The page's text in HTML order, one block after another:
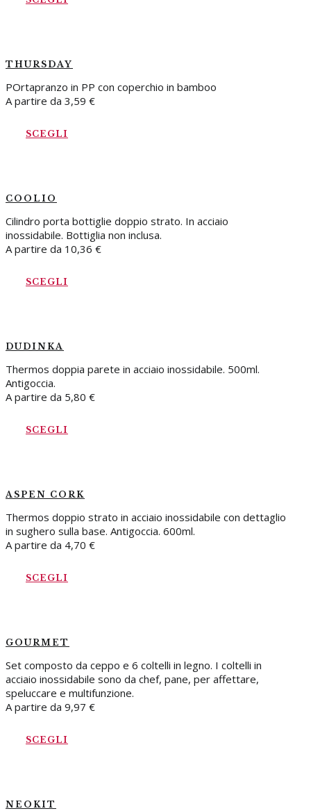
THURSDAY
POrtapranzo in PP con coperchio in bamboo
A partire da 3,59 €
SCEGLI
COOLIO
Cilindro porta bottiglie doppio strato. In acciaio
inossidabile. Bottiglia non inclusa.
A partire da 10,36 €
SCEGLI
DUDINKA
Thermos doppia parete in acciaio inossidabile. 500ml.
Antigoccia.
A partire da 5,80 €
SCEGLI
ASPEN CORK
Thermos doppio strato in acciaio inossidabile con dettaglio
in sughero sulla base. Antigoccia. 600ml.
A partire da 4,70 €
SCEGLI
GOURMET
Set composto da ceppo e 6 coltelli in legno. I coltelli in
acciaio inossidabile sono da chef, pane, per affettare,
speluccare e multifunzione.
A partire da 9,97 €
SCEGLI
NEOKIT